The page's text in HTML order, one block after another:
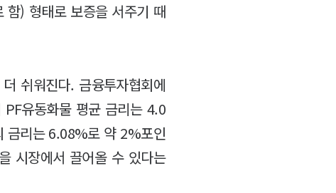
함) 형태로 보증을 서주기 때
쉬워진다. 금융투자협회에
유동화물 평균 금리는 4.0
금리는 6.08%로 약 2%포인
시장에서 끌어올 수 있다는